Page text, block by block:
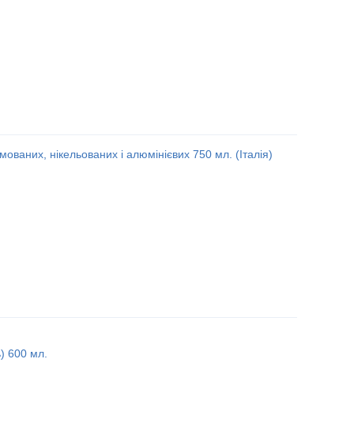
нікельованих і алюмінієвих 750 мл. (Італія)
600 мл.